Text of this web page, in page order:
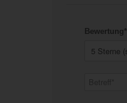
Bewertung*